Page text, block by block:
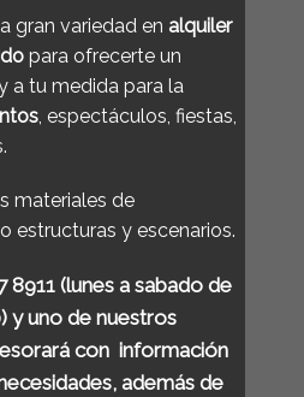
gran variedad en alquiler
para ofrecerte un
a tu medida para la
, espectáculos, fiestas,
materiales de
o estructuras y escenarios.
8911(lunes a sabado de
y uno de nuestros
con información
además de